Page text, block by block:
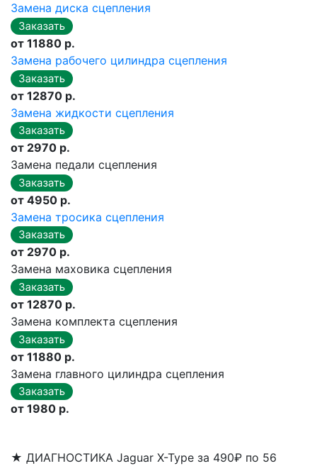
Замена диска сцепления
от 11880 р.
Замена рабочего цилиндра сцепления
от 12870 р.
Замена жидкости сцепления
от 2970 р.
Замена педали сцепления
от 4950 р.
Замена тросика сцепления
от 2970 р.
Замена маховика сцепления
от 12870 р.
Замена комплекта сцепления
от 11880 р.
Замена главного цилиндра сцепления
от 1980 р.
★ ДИАГНОСТИКА Jaguar X-Type за 490₽ по 56